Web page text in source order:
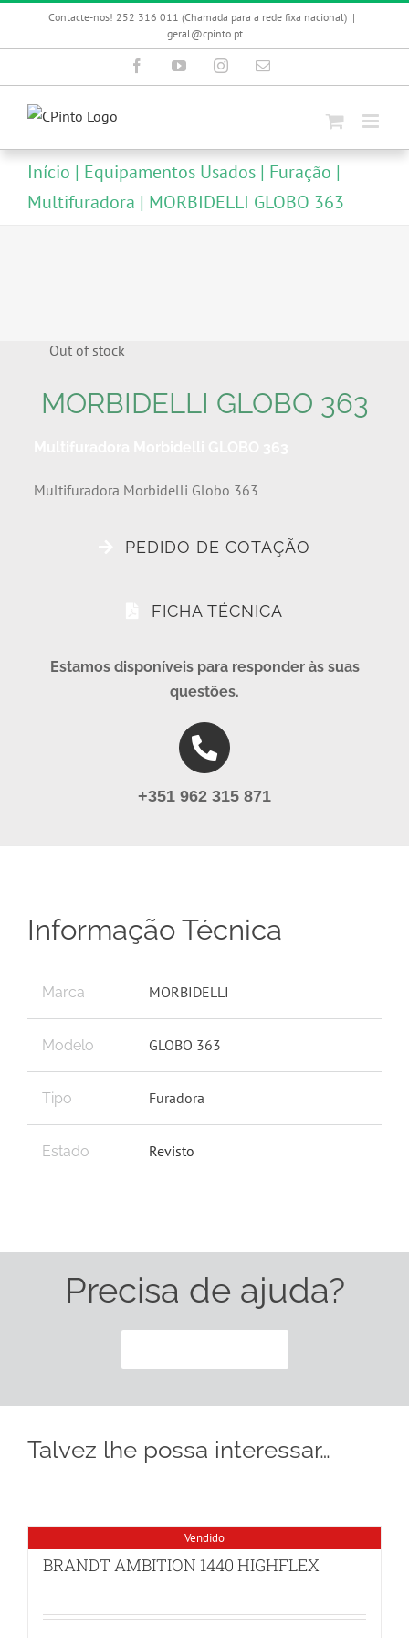
Contacte-nos! 252 316 011 (Chamada para a rede fixa nacional) |
geral@cpinto.pt
FacebookYouTubeInstagramEmail
publicado)
Início Equipamentos Usados
Furação
Multifuradora
MORBIDELLI GLOBO 363
Out of stock
MORBIDELLI GLOBO 363
Multifuradora Morbidelli Globo 363
PEDIDO DE COTAÇÃO
FICHA TÉCNICA
Estamos disponíveis para responder às suas
questões.
+351 962 315 871
Informação Técnica
Marca MORBIDELLI
Modelo GLOBO 363
Tipo Furadora
Estado Revisto
Precisa de ajuda?
Talvez lhe possa interessar…
Vendido
BRANDT AMBITION 1440 HIGHFLEX